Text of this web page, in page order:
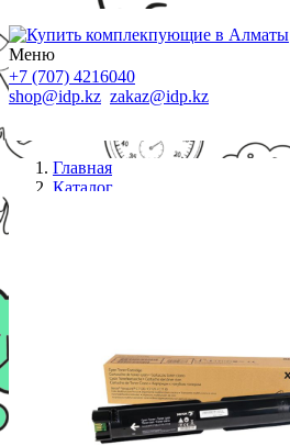
Меню
+7 (707) 4216040
shop@idp.kz zakaz@idp.kz
Главная
Каталог